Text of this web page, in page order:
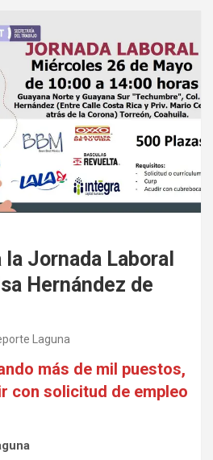
la Jornada Laboral
Hernández de
Laguna
más de mil puestos,
con solicitud de empleo